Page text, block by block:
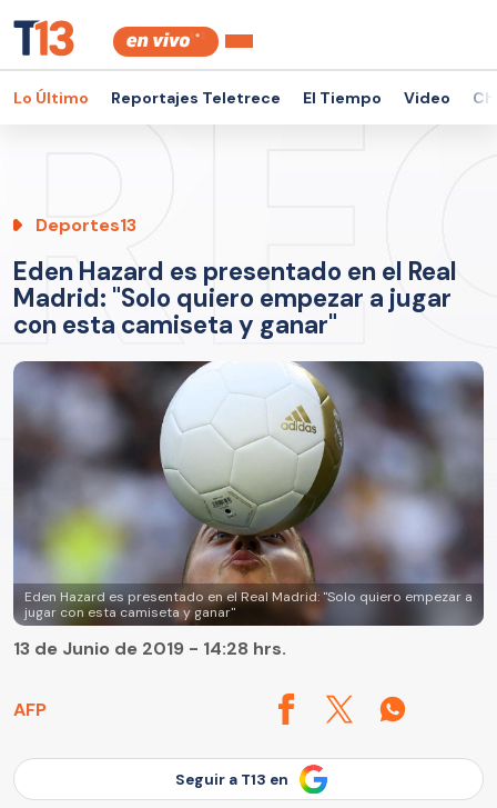
Lo Último Reportajes Teletrece El Tiempo Video
Deportes13
Eden Hazard es presentado en el Real
Madrid: "Solo quiero empezar a jugar
con esta camiseta y ganar"
Eden Hazard es presentado en el Real Madrid: "Solo quiero empezar a
jugar con esta camiseta y ganar"
AFP
13 de Junio de 2019 - 14:28 hrs.
Seguir a T13 en